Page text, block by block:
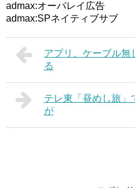
admax:オーバレイ広告
admax:SPネイティブサブ
アプリ、ケーブル無
る
テレ東「昼めし旅」
が